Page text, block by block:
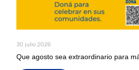
30 julio 2026
Que agosto sea extraordinario para